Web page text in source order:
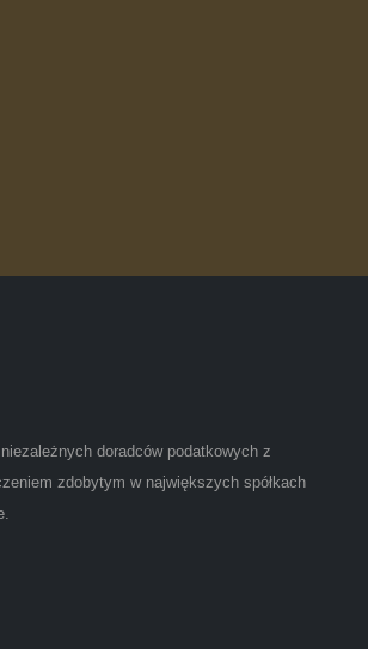
doradców podatkowych z
zdobytym w największych spółkach